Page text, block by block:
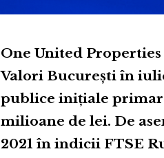
One United
Valori București în
publice inițiale
milioane de lei. De
2021 în indicii FTSE